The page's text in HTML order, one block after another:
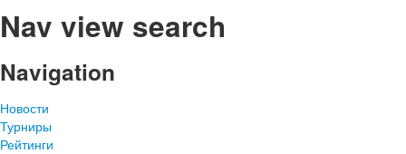
Nav view search
Navigation
Новости
Турниры
Рейтинги